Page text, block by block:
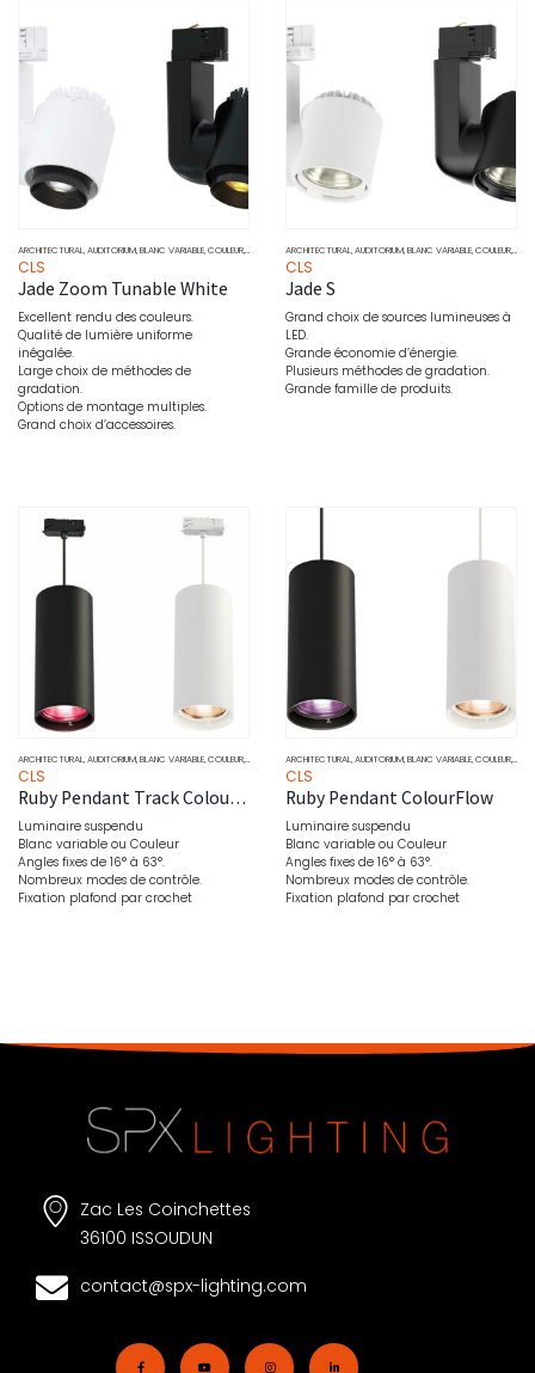
ARCHITECTURAL,AUDITORIUM,BLANC VARIABLE,COULEUR,MARCHÉ PROJECTEURS,SOURCE
CLS
Jade Zoom Tunable White
Excellent rendu des couleurs.
Qualité de lumière uniforme
inégalée.
Large choix de méthodes de
gradation.
Options de montage multiples.
Grand choix d’accessoires.
ARCHITECTURAL,AUDITORIUM,BLANC VARIABLE,COULEUR,
CLS
Jade S
Grand choix de sources lumineuses à
LED.
Grande économie d’énergie.
Plusieurs méthodes de gradation.
Grande famille de produits.
ARCHITECTURAL,AUDITORIUM,BLANC VARIABLE,COULEUR,DOWNLIGHT,MARCHÉ,MONOCHROME,PROJECTEURS,SOURCE
CLS
Ruby Pendant Track ColourFlow
Luminaire suspendu
Blanc variable ou Couleur
Angles fixes de 16° à 63°.
Nombreux modes de contrôle.
Fixation plafond par crochet
ARCHITECTURAL,AUDITORIUM,BLANC VARIABLE,COULEUR,
CLS
Ruby Pendant ColourFlow
Luminaire suspendu
Blanc variable ou Couleur
Angles fixes de 16° à 63°.
Nombreux modes de contrôle.
Fixation plafond par crochet
Zac Les Coinchettes
36100 ISSOUDUN
contact@spx-lighting.com